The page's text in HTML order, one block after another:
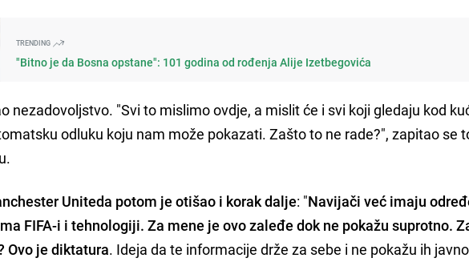
TRENDING
"Bitno je da Bosna opstane": 101 godina od rođenja Alije Izetbegovića
nezadovoljstvo. "Svi to mislimo ovdje, a mislit će i svi koji gledaju kod
odluku koju nam može pokazati. Zašto to ne rade?", zapitao se
Uniteda potom je otišao i korak dalje: "Navijači već imaju
FIFA-i i tehnologiji. Za mene je ovo zaleđe dok ne pokažu suprotno.
Ovo je diktatura. Ideja da te informacije drže za sebe i ne pokažu ih